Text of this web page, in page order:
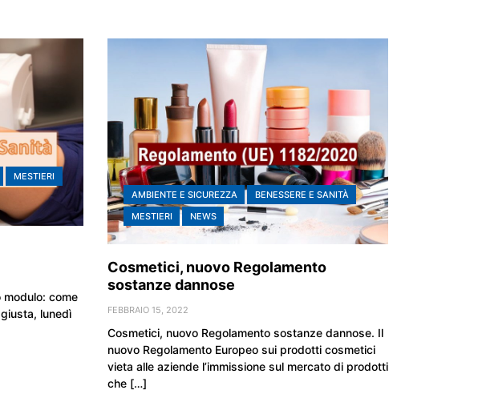
MESTIERI
come
lunedì
AMBIENTE E SICUREZZA
BENESSERE E SANITÀ
MESTIERI
NEWS
Cosmetici, nuovo Regolamento
sostanze dannose
FEBBRAIO 15, 2022
Cosmetici, nuovo Regolamento sostanze dannose. Il
nuovo Regolamento Europeo sui prodotti cosmetici
vieta alle aziende l’immissione sul mercato di prodotti
che […]